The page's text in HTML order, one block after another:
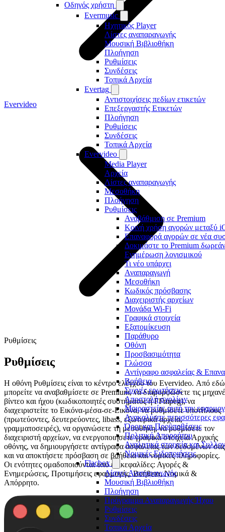
Οδηγός χρήστη
Evermusic
Ηχητικός Player
Λίστες αναπαραγωγής
Μουσική Βιβλιοθήκη
Πλοήγηση
Ρυθμίσεις
Συνδέσεις
Τοπικά Αρχεία
Evertag
Αντιστοιχίσεις πεδίων ετικετών
Επεξεργαστής Ετικετών
Πλοήγηση
Ρυθμίσεις
Συνδέσεις
Τοπικά Αρχεία
Evervideo
Media Player
Αρχεία
Λίστες αναπαραγωγής
Μεσοθήκη
Πλοήγηση
Ρυθμίσεις
Αναβάθμιση σε Premium
Κοινή χρήση αγορών μεταξύ
Επαναφορά αγορών σε νέα
Δοκιμάστε το Premium δωρεάν
Ενημέρωση λογισμικού
Τι νέο υπάρχει
Αναπαραγωγή
Μεσοθήκη
Κωδικός πρόσβασης
Διαχειριστής αρχείων
Μονάδα Wi-Fi
Γραφικά στοιχεία
Εξατομίκευση
Παράθυρο
Οθόνη
Προσβασιμότητα
Γλώσσα
Αντίγραφο ασφαλείας &
Βοήθεια
Συχνές ερωτήσεις
Αποστολή σχολίων
Μοιραστείτε αυτή την
Ανακαλύψτε περισσότερες
Όροι και Προϋποθέσεις
Πολιτική Απορρήτου
Αναλυτικά στοιχεία και
Νομικές Ειδοποιήσεις
Flacbox
Λίστες Αναπαραγωγής
Μουσική Βιβλιοθήκη
Πλοήγηση
Πρόγραμμα Αναπαραγωγής Ήχου
Ρυθμίσεις
Συνδέσεις
Τοπικά Αρχεία
Evervideo
Ρυθμίσεις
Ρυθμίσεις
Η οθόνη Ρυθμίσεις είναι το κέντρο ελέγχου του Evervideo. Από εδώ
μπορείτε να αναβαθμίσετε σε Premium, να διαμορφώσετε τις
βίντεο και ήχου (κωδικοποιητές συστήματος ή FFmpeg), να
διαχειριστείτε το Εικόνα-μέσα-σε-Εικόνα, να ρυθμίσετε υποτίτλους
(πρωτεύοντες, δευτερεύοντες, libass, εξωτερικά αρχεία,
γραμματοσειρές), να οργανώσετε τη μεσοθήκη, να ρυθμίσετε τον
διαχειριστή αρχείων, να ενεργοποιήσετε γραφικά στοιχεία Αρχικής
οθόνης, να δημιουργήσετε αντίγραφα ασφαλείας των δεδομένων σας
και να αποκτήσετε πρόσβαση σε βοήθεια και νομικές πληροφορίες.
Οι ενότητες ομαδοποιούνται υπό επικεφαλίδες: Αγορές &
Ενημερώσεις, Προτιμήσεις εφαρμογής, Βοήθεια, Νομικά &
Απόρρητο.